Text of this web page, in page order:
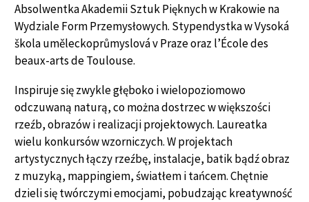
Absolwentka Akademii Sztuk Pięknych w Krakowie na
Wydziale Form Przemysłowych. Stypendystka w Vysoká
škola uměleckoprůmyslová v Praze oraz l’École des
beaux-arts de Toulouse.
Inspiruje się zwykle głęboko i wielopoziomowo
odczuwaną naturą, co można dostrzec w większości
rzeźb, obrazów i realizacji projektowych. Laureatka
wielu konkursów wzorniczych. W projektach
artystycznych łączy rzeźbę, instalacje, batik bądź obraz
z muzyką, mappingiem, światłem i tańcem. Chętnie
dzieli się twórczymi emocjami, pobudzając kreatywność